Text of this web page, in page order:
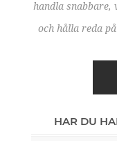
handla snabbare,
och hålla reda
HAR DU